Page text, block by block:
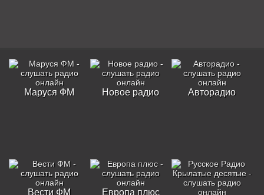
Маруся ФМ Новое радио Авторадио
Вести ФМ
Европа плюс